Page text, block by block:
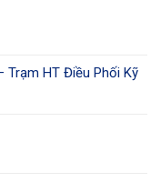
Trạm HT Điều Phối Kỹ